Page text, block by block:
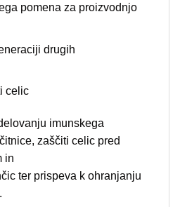
pomena za proizvodnjo
drugih
celic
imunskega
zaščiti celic pred
in
ter prispeva k ohranjanju